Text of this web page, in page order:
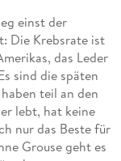
einst der
Die Krebsrate ist
das Leder
sind die späten
teil an den
lebt, hat keine
nur das Beste für
Grouse geht es